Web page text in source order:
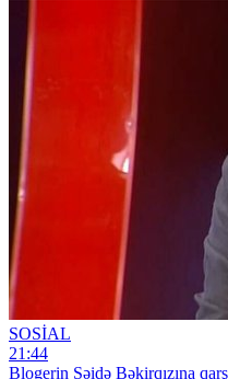
SOSİAL
21:44
Blogerin Səidə Bəkirqızına